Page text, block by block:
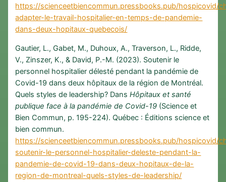
https://scienceetbiencommun.pressbooks.pub/hospicovid/
adapter-le-travail-hospitalier-en-temps-de-pandemie-
dans-deux-hopitaux-quebecois/
Gautier, L., Gabet, M., Duhoux, A., Traverson, L., Ridde,
V., Zinszer, K., & David, P.-M. (2023). Soutenir le
personnel hospitalier délesté pendant la pandémie de
Covid-19 dans deux hôpitaux de la région de Montréal.
Quels styles de leadership? DansHôpitaux et santé
publique face à la pandémie de Covid-19 (Science et
Bien Commun, p. 195-224). Québec : Éditions science et
bien commun.
https://scienceetbiencommun.pressbooks.pub/hospicovid/
soutenir-le-personnel-hospitalier-deleste-pendant-la-
pandemie-de-covid-19-dans-deux-hopitaux-de-la-
region-de-montreal-quels-styles-de-leadership/